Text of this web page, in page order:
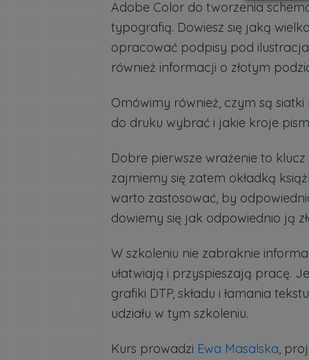
Adobe Color do tworzenia
typografią. Dowiesz się jaką
opracować podpisy pod
również informacji o złotym
Omówimy również, czym są
do druku wybrać i jakie kroje
Dobre pierwsze wrażenie to
zajmiemy się zatem okładką
warto zastosować, by
dowiemy się jak odpowiednio ją
W szkoleniu nie zabraknie
ułatwiają i przyspieszają pracę.
grafiki DTP, składu i łamania
udziału w tym szkoleniu.
Kurs prowadzi Ewa Masalska,